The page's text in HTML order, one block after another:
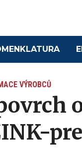
VÝROBCŮ